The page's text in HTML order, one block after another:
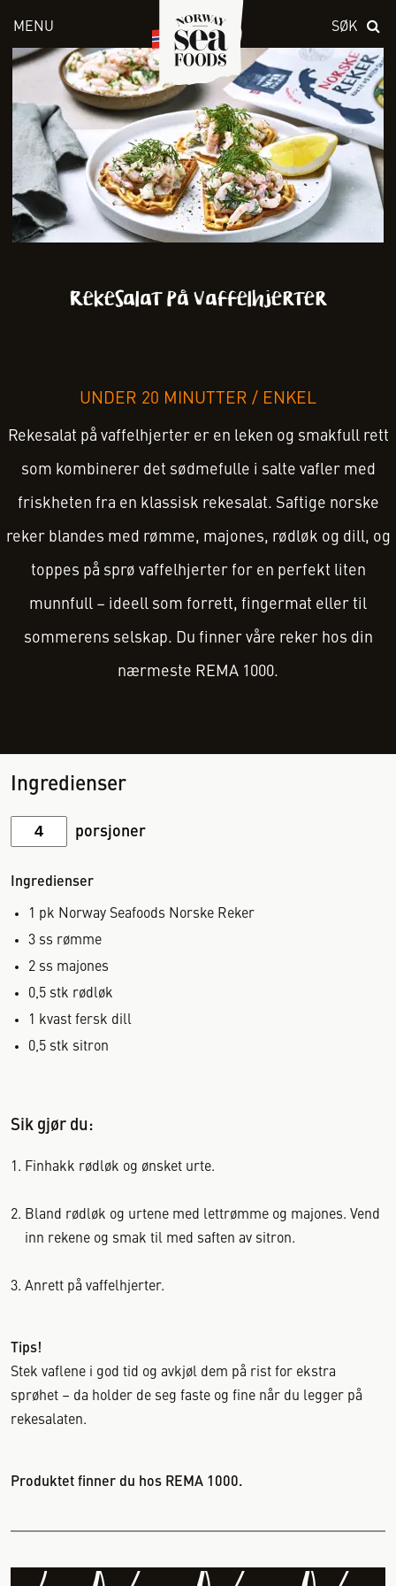
MENU SØK
Rekesalat på vaffelhjerter
UNDER 20 MINUTTER / ENKEL
Rekesalat på vaffelhjerter er en leken og smakfull rett
som kombinerer det sødmefulle i salte vafler med
friskheten fra en klassisk rekesalat. Saftige norske
reker blandes med rømme, majones, rødløk og dill, og
toppes på sprø vaffelhjerter for en perfekt liten
munnfull – ideell som forrett, fingermat eller til
sommerens selskap. Du finner våre reker hos din
nærmeste REMA 1000.
Ingredienser
porsjoner
Ingredienser
1 pk Norway Seafoods Norske Reker
3 ss rømme
2 ss majones
0,5 stk rødløk
1
kvast fersk dill
0,5 stk sitron
Sik gjør du:
Finhakk rødløk og ønsket urte.
Bland rødløk og urtene med lettrømme og majones. Vend
inn rekene og smak til med saften av sitron.
Anrett på vaffelhjerter.
Tips!
Stek vaflene i god tid og avkjøl dem på rist for ekstra
sprøhet – da holder de seg faste og fine når du legger på
rekesalaten.
Produktet finner du hos REMA 1000.